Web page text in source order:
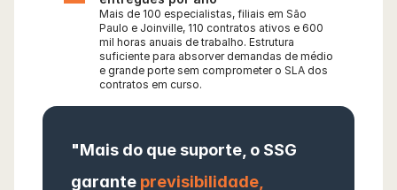
Mais de 100 especialistas, filiais em São
Paulo e Joinville, 110 contratos ativos e 600
mil horas anuais de trabalho. Estrutura
suficiente para absorver demandas de médio
e grande porte sem comprometer o SLA dos
contratos em curso.
"Mais do que suporte, o SSG
garante previsibilidade,